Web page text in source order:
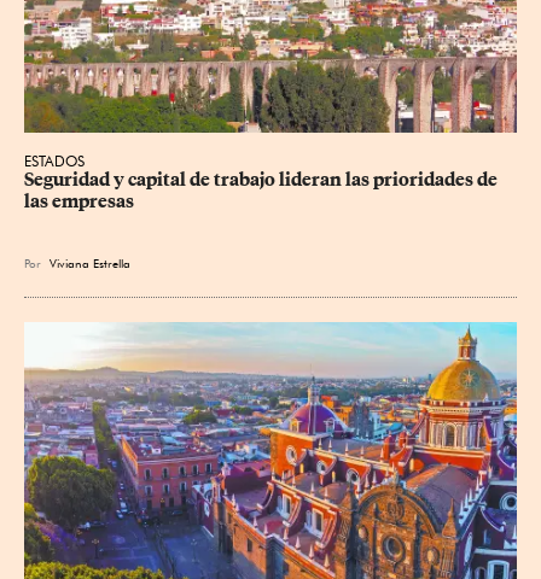
ESTADOS
Seguridad y capital de trabajo lideran las prioridades de
las empresas
Por Viviana Estrella